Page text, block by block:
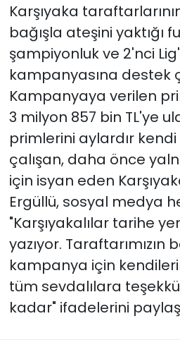
Karşıyaka
bağışla ateşini yaktığı
şampiyonluk ve 2'nci
kampanyasına destek
Kampanyaya verilen
3 milyon 857 bin TL'ye
primlerini aylardır
çalışan, daha önce
için isyan eden
Ergüllü, sosyal medya
"Karşıyakalılar tarihe
yazıyor. Taraftarımızın
kampanya için
tüm sevdalılara
kadar" ifadelerini